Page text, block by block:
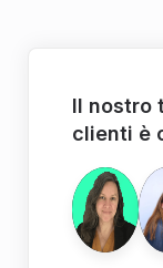
Il nostro
clienti è